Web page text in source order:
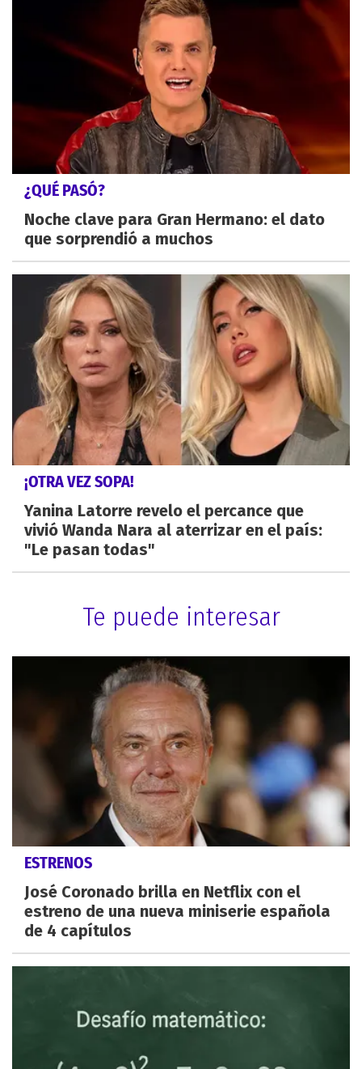
¿QUÉ PASÓ?
Noche clave para Gran Hermano: el dato
que sorprendió a muchos
¡OTRA VEZ SOPA!
Yanina Latorre revelo el percance que
vivió Wanda Nara al aterrizar en el país:
"Le pasan todas"
Te puede interesar
ESTRENOS
José Coronado brilla en Netflix con el
estreno de una nueva miniserie española
de 4 capítulos